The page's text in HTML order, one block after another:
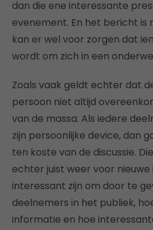
dan die ene interessante
evenement. En het bericht is
kan er wel voor zorgen dat
wordt om zich in een
Zoals vaak geldt echter dat
persoon niet altijd
van de massa. Als iedere
zijn persoonlijke device, dan
ten koste van de discussie.
echter juist weer voor nieuwe
interessant zijn om door te
deelnemers in het publiek,
informatie en hoe